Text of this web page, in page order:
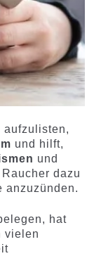
aufzulisten,
und hilft,
und
dazu
anzuzünden.
hat
vielen